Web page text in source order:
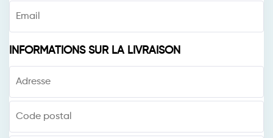
INFORMATIONS SUR LA LIVRAISON